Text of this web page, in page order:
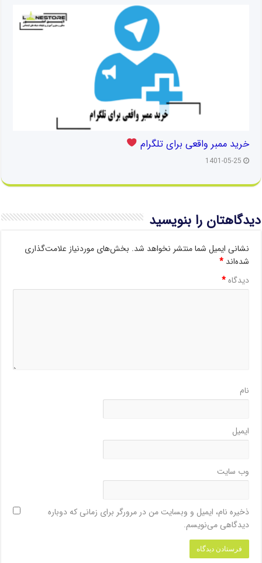
خرید ممبر واقعی برای تلگرام
1401-05-25
دیدگاهتان را بنویسید
نشانی ایمیل شما منتشر نخواهد شد. بخش‌های موردنیاز علامت‌گذاری
شده‌اند*
دیدگاه*
نام
ایمیل
وب‌ سایت
ذخیره نام، ایمیل و وبسایت من در مرورگر برای زمانی که دوباره
دیدگاهی می‌نویسم.